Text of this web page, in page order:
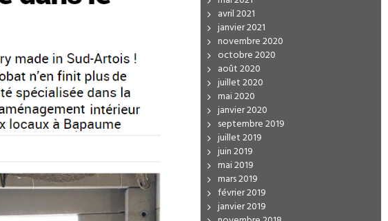
avril 2021
janvier 2021
novembre 2020
octobre 2020
août 2020
juillet 2020
mai 2020
janvier 2020
septembre 2019
juillet 2019
juin 2019
mai 2019
mars 2019
février 2019
janvier 2019